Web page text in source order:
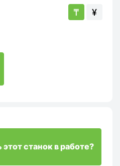
₸ ¥
станок в работе?